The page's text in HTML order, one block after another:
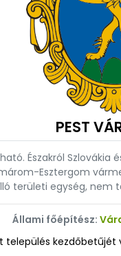
PEST
Északról
Esztergom
területi egység, nem
Állami főépítész:
település